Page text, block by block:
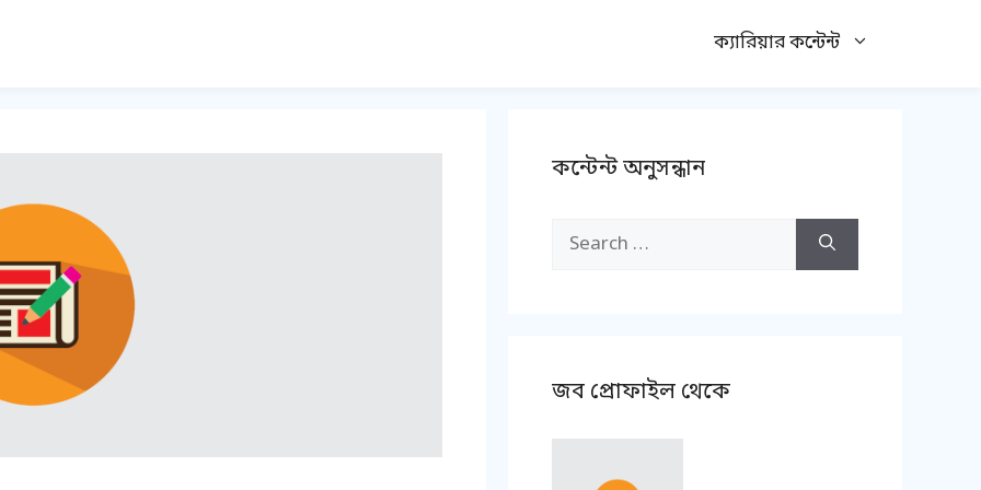
ক্যারিয়ার কন্টেন্ট
কন্টেন্ট অনুসন্ধান
Search
জব প্রোফাইল থেকে